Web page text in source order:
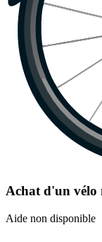
Achat d'un vélo
Aide non disponible